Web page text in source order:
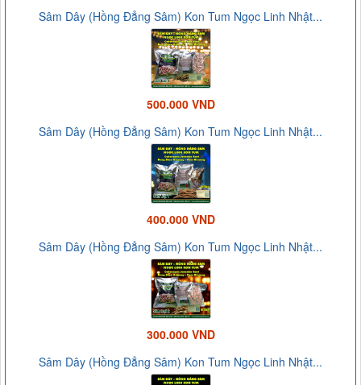
Sâm Dây (Hồng Đẳng Sâm) Kon Tum Ngọc Linh Nhật...
500.000 VND
Sâm Dây (Hồng Đẳng Sâm) Kon Tum Ngọc Linh Nhật...
400.000 VND
Sâm Dây (Hồng Đẳng Sâm) Kon Tum Ngọc Linh Nhật...
300.000 VND
Sâm Dây (Hồng Đẳng Sâm) Kon Tum Ngọc Linh Nhật...